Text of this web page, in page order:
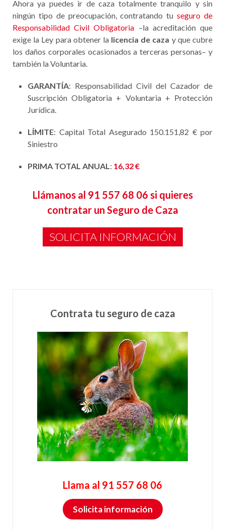
Ahora ya puedes ir de caza totalmente tranquilo y sin
ningún tipo de preocupación, contratando tuseguro de
Responsabilidad Civil Obligatoria –la acreditación que
exige la Ley para obtener la licencia de caza y que cubre
los daños corporales ocasionados a terceras personas– y
también la Voluntaria.
GARANTÍA: Responsabilidad Civil del Cazador de
Suscripción Obligatoria + Voluntaria + Protección
Jurídica.
LÍMITE: Capital Total Asegurado 150.151,82 € por
Siniestro
PRIMA TOTAL ANUAL: 16,32 €
Llámanos al 91 557 68 06 si quieres
contratar un Seguro de Caza
SOLICITA INFORMACIÓN
Contrata tu seguro de caza
Llama al 91 557 68 06
Solicita información